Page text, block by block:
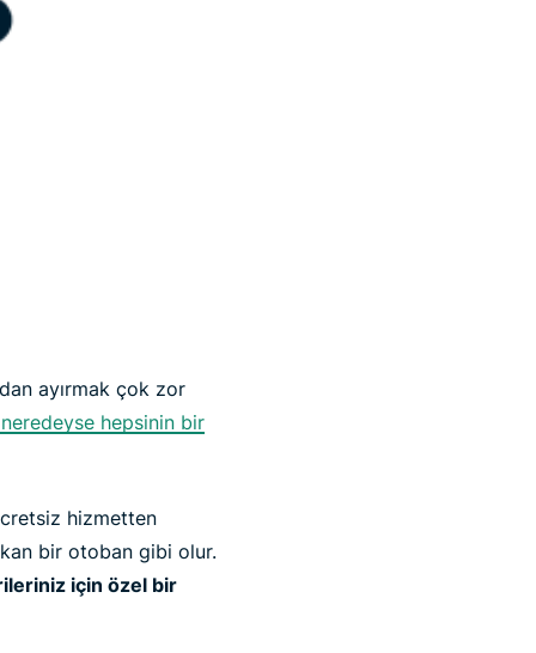
ayırmak çok zor
hepsinin bir
hizmetten
bir otoban gibi olur.
için özel bir